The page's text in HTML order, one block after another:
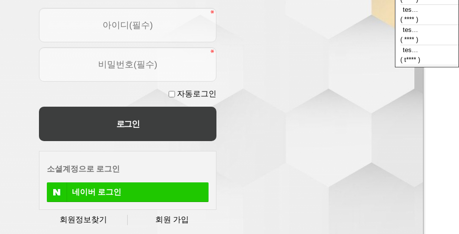
자동로그인
소셜계정으로 로그인
네이버 로그인
회원정보찾기 회원 가입
( **** )
tes…
( **** )
tes…
( t**** )